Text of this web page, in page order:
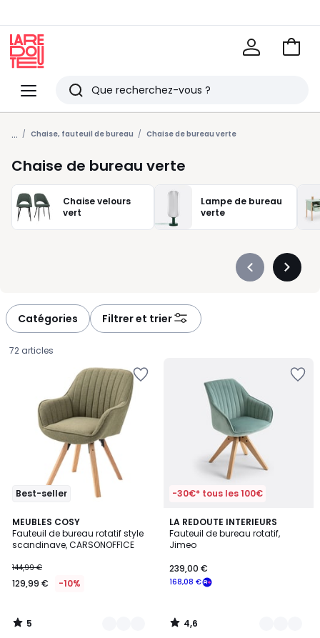
Menu
Redoute
Rechercher
Derniers
articles
vus
Voir
... Chaise, fauteuil de bureau Chaise de bureau verte
Chaise de bureau verte
Chaise velours
vert
Lampe de bureau
verte
Précédent
Catégories Filtrer et trier
72 articles
Best-seller
MEUBLES COSY
Fauteuil de bureau rotatif style
scandinave, CARSONOFFICE
€
au
de
144,99
144,99 €
129,99 € -10%
5
/
5
4
Couleurs
5
/
-30€* tous les 100€
LA REDOUTE INTERIEURS
Fauteuil de bureau rotatif,
Jimeo
168,08 €
239,00 €
4,6
/ 5
3
Couleurs
4,6
/